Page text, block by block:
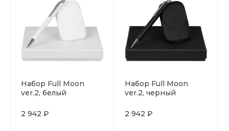
Набор Full Moon
ver.2, белый
2 942 ₽
Набор Full Moon
ver.2, черный
2 942 ₽